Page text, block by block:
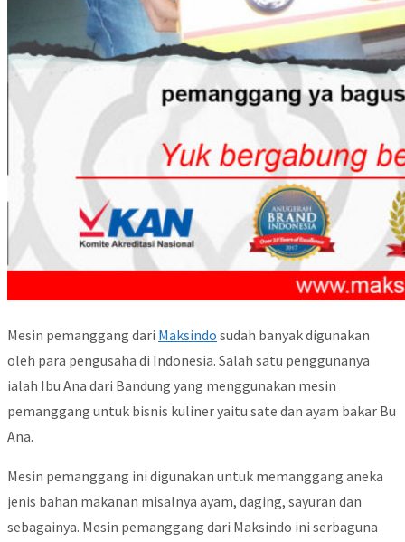
Mesin pemanggang dari Maksindo sudah banyak digunakan
oleh para pengusaha di Indonesia. Salah satu penggunanya
ialah Ibu Ana dari Bandung yang menggunakan mesin
pemanggang untuk bisnis kuliner yaitu sate dan ayam bakar Bu
Ana.
Mesin pemanggang ini digunakan untuk memanggang aneka
jenis bahan makanan misalnya ayam, daging, sayuran dan
sebagainya. Mesin pemanggang dari Maksindo ini serbaguna